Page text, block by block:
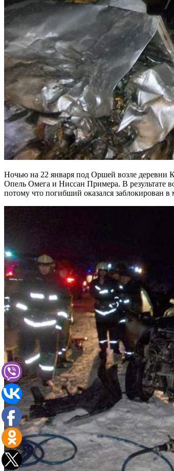
Ночью на 22 января под Оршей возле деревни
Опель Омега и Ниссан Примера. В результате
потому что погибший оказался заблокирован